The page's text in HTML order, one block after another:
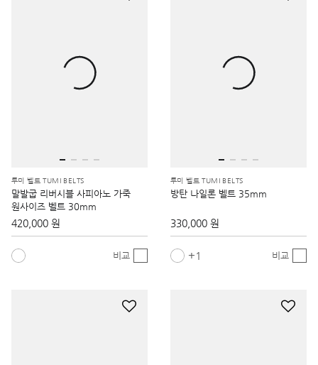
투미 벨트 TUMI BELTS
말발굽 리버시블 사피아노 가죽
원사이즈 벨트 30mm
420,000 원
비교
투미 벨트 TUMI BELTS
방탄 나일론 벨트 35mm
330,000 원
1 비교